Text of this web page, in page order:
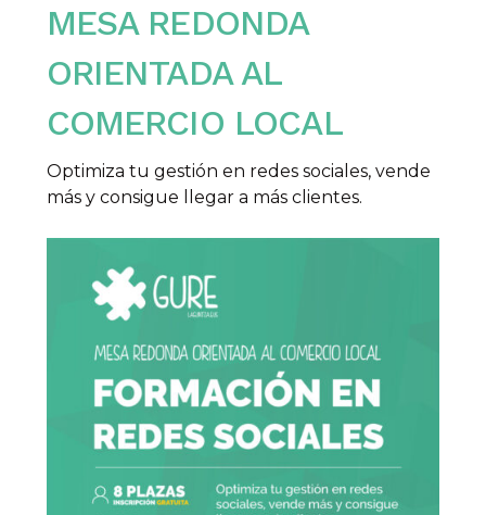
9 julio 2020 byGure Laguntza 0 comments
MESA REDONDA
ORIENTADA AL
COMERCIO LOCAL
Optimiza tu gestión en redes sociales, vende
más y consigue llegar a más clientes.